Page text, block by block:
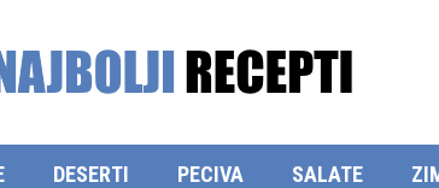
DESERTI PECIVA SALATE